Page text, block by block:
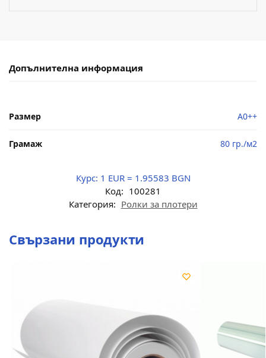
Допълнителна информация
Размер A0++
Грамаж 80 гр./м2
Курс: 1 EUR = 1.95583 BGN
Код: 100281
Категория: Ролки за плотери
Свързани продукти